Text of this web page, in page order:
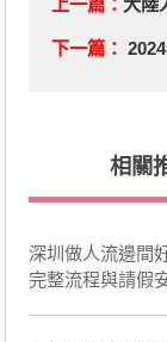
上一篇： 大陸
下一篇：
相關
深圳做人流邊間
完整流程與請假